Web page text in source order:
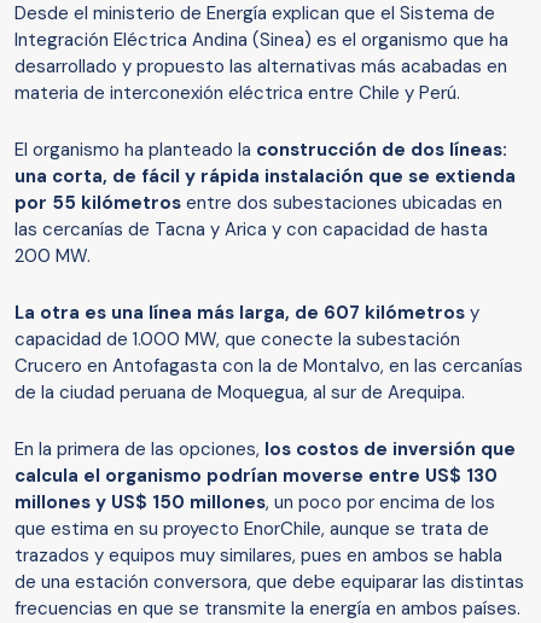
Desde el ministerio de Energía explican que el Sistema de
Integración Eléctrica Andina (Sinea) es el organismo que ha
desarrollado y propuesto las alternativas más acabadas en
materia de interconexión eléctrica entre Chile y Perú.
El organismo ha planteado la construcción de dos líneas:
una corta, de fácil y rápida instalación que se extienda
por 55 kilómetros entre dos subestaciones ubicadas en
las cercanías de Tacna y Arica y con capacidad de hasta
200 MW.
La otra es una línea más larga, de 607 kilómetros y
capacidad de 1.000 MW, que conecte la subestación
Crucero en Antofagasta con la de Montalvo, en las cercanías
de la ciudad peruana de Moquegua, al sur de Arequipa.
En la primera de las opciones, los costos de inversión que
calcula el organismo podrían moverse entre US$ 130
millones y US$ 150 millones, un poco por encima de los
que estima en su proyecto EnorChile, aunque se trata de
trazados y equipos muy similares, pues en ambos se habla
de una estación conversora, que debe equiparar las distintas
frecuencias en que se transmite la energía en ambos países.